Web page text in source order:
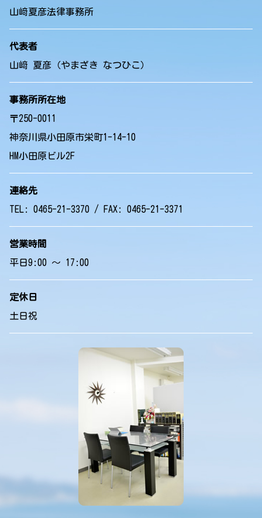
山﨑夏彦法律事務所
代表者
山﨑 夏彦（やまざき なつひこ）
事務所所在地
〒250-0011
神奈川県小田原市栄町1-14-10
HM小田原ビル2F
連絡先
TEL: 0465-21-3370 / FAX: 0465-21-3371
営業時間
平日9:00 ～ 17:00
定休日
土日祝